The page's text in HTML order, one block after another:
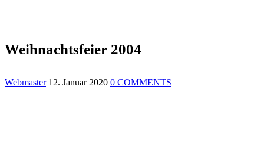
Weihnachtsfeier 2004
Webmaster 12. Januar 2020 0 COMMENTS